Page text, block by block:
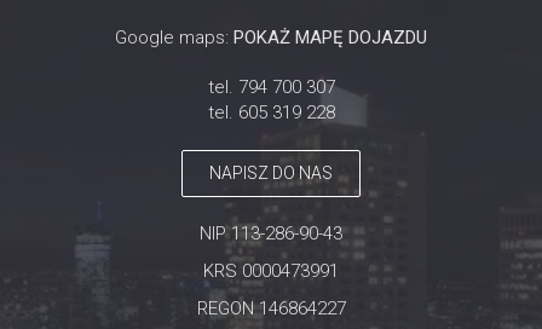
Google maps: POKAŻ MAPĘ DOJAZDU
tel. 794 700 307
tel. 605 319 228
NAPISZ DO NAS
NIP 113-286-90-43
KRS 0000473991
REGON 146864227